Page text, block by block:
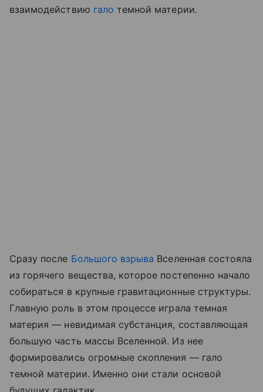
взаимодействию гало темной материи.
Сразу после Большого взрыва Вселенная состояла
из горячего вещества, которое постепенно начало
собираться в крупные гравитационные структуры.
Главную роль в этом процессе играла темная
материя — невидимая субстанция, составляющая
большую часть массы Вселенной. Из нее
формировались огромные скопления — гало
темной материи. Именно они стали основой